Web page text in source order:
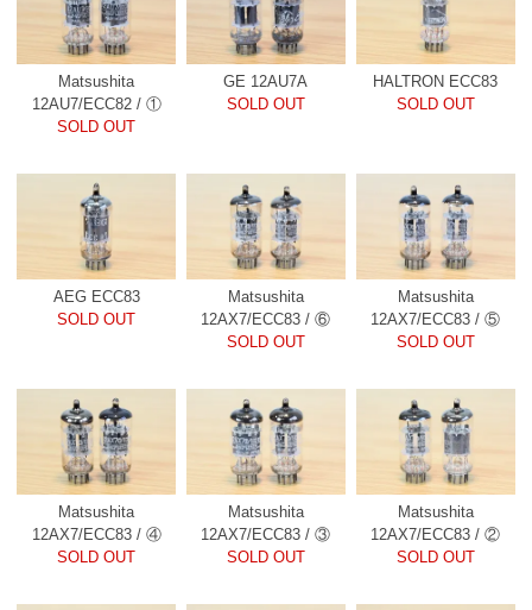
Matsushita
12AU7/ECC82 / ①
SOLD OUT
GE 12AU7A
SOLD OUT
HALTRON ECC83
SOLD OUT
AEG ECC83
SOLD OUT
Matsushita
12AX7/ECC83 / ⑥
SOLD OUT
Matsushita
12AX7/ECC83 / ⑤
SOLD OUT
Matsushita
12AX7/ECC83 / ④
SOLD OUT
Matsushita
12AX7/ECC83 / ③
SOLD OUT
Matsushita
12AX7/ECC83 / ②
SOLD OUT